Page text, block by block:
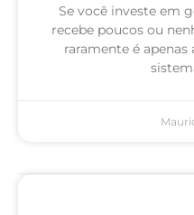
Se você investe em
recebe poucos ou
raramente é